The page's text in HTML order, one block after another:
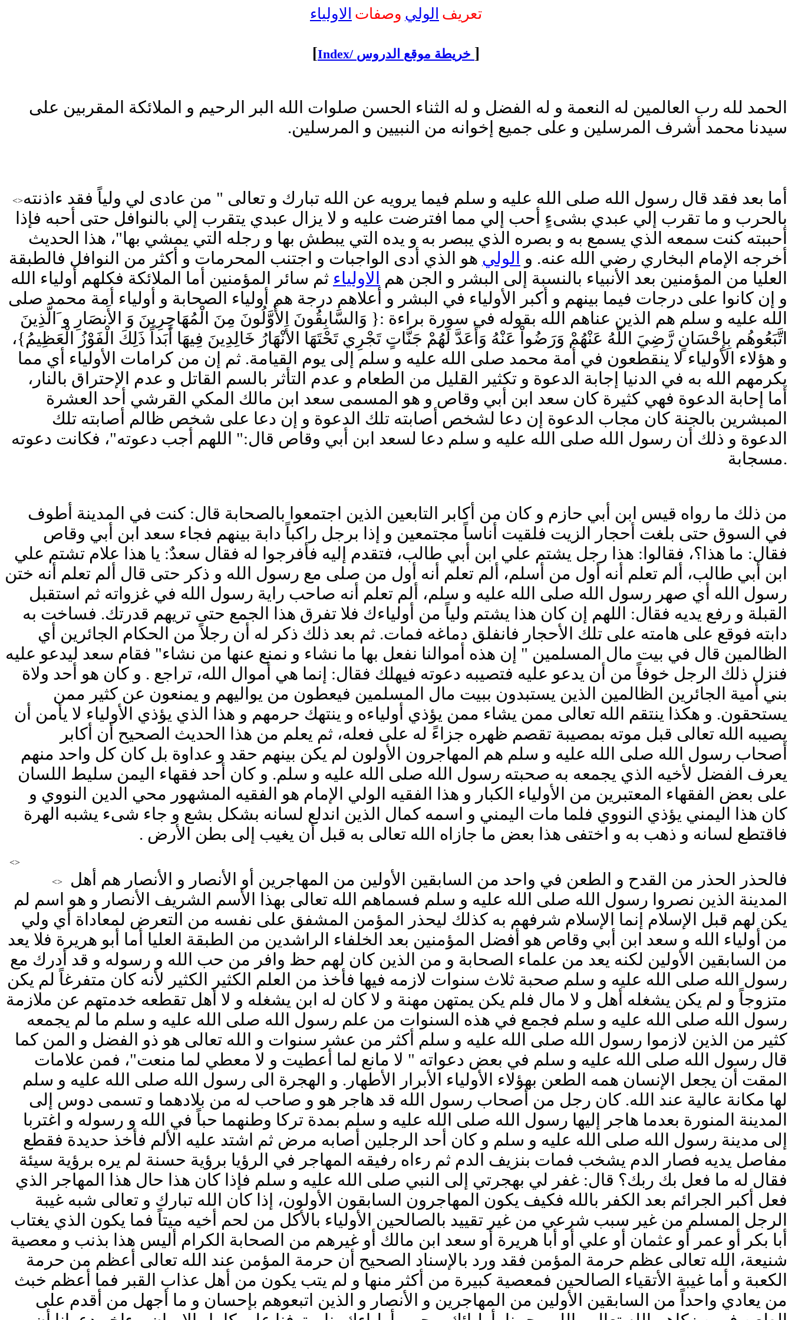
تعريف الولي وصفات الاولياء
[ ]
الحمد لله رب العالمين له النعمة و له الفضل و له الثناء الحسن صلوات الله البر الرحيم و الملائكة المقربين على
سيدنا محمد أشرف المرسلين و على جميع إخوانه من النبيين و المرسلين.
<>أما بعد فقد قال رسول الله صلى الله عليه و سلم فيما يرويه عن الله تبارك و تعالى " من عادى لي ولياً فقد ءاذنته
بالحرب و ما تقرب إلي عبدي بشىءٍ أحب إلي مما افترضت عليه و لا يزال عبدي يتقرب إلي بالنوافل حتى أحبه فإذا
أحببته كنت سمعه الذي يسمع به و بصره الذي يبصر به و يده التي يبطش بها و رجله التي يمشي بها"، هذا الحديث
أخرجه الإمام البخاري رضي الله عنه. و الولي هو الذي أدى الواجبات و اجتنب المحرمات و أكثر من النوافل فالطبقة
العليا من المؤمنين بعد الأنبياء بالنسبة إلى البشر و الجن هم
الاولياء ثم سائر المؤمنين أما الملائكة فكلهم أولياء الله
و إن كانوا على درجات فيما بينهم و أكبر الأولياء في البشر و أعلاهم درجة هم أولياء الصحابة و أولياء أمة محمد صلى
الله عليه و سلم هم الذين عناهم الله بقوله في سورة براءة :{ وَالسَّابِقُونَ الأَوَّلُونَ مِنَ الْمُهَاجِرِينَ وَ الأَنصَارِ و َالَّذِينَ
اتَّبَعُوهُم بِإِحْسَانٍ رَّضِيَ اللّهُ عَنْهُمْ وَرَضُواْ عَنْهُ وَأَعَدَّ لَهُمْ جَنَّاتٍ تَجْرِي تَحْتَهَا الأَنْهَارُ خَالِدِينَ فِيهَا أَبَداً ذَلِكَ الْفَوْزُ الْعَظِيمُ}،
و هؤلاء الأولياء لا ينقطعون في أمة محمد صلى الله عليه و سلم إلى يوم القيامة. ثم إن من كرامات الأولياء أي مما
يكرمهم الله به في الدنيا إجابة الدعوة و تكثير القليل من الطعام و عدم التأثر بالسم القاتل و عدم الإحتراق بالنار،
أما إحابة الدعوة فهي كثيرة كان سعد ابن أبي وقاص و هو المسمى سعد ابن مالك المكي القرشي أحد العشرة
المبشرين بالجنة كان مجاب الدعوة إن دعا لشخص أصابته تلك الدعوة و إن دعا على شخص ظالم أصابته تلك
الدعوة و ذلك أن رسول الله صلى الله عليه و سلم دعا لسعد ابن أبي وقاص قال:" اللهم أجب دعوته"، فكانت دعوته
مسجابة.
من ذلك ما رواه قيس ابن أبي حازم و كان من أكابر التابعين الذين اجتمعوا بالصحابة قال: كنت في المدينة أطوف
في السوق حتى بلغت أحجار الزيت فلقيت أناساً مجتمعين و إذا برجل راكباً دابة بينهم فجاء سعد ابن أبي وقاص
فقال: ما هذا؟، فقالوا: هذا رجل يشتم علي ابن أبي طالب، فتقدم إليه فأفرجوا له فقال سعدٌ: يا هذا علام تشتم علي
ابن أبي طالب، ألم تعلم أنه أول من أسلم، ألم تعلم أنه أول من صلى مع رسول الله و ذكر حتى قال ألم تعلم أنه ختن
رسول الله أي صهر رسول الله صلى الله عليه و سلم، ألم تعلم أنه صاحب راية رسول الله في غزواته ثم استقبل
القبلة و رفع يديه فقال: اللهم إن كان هذا يشتم ولياً من أولياءك فلا تفرق هذا الجمع حتى تريهم قدرتك. فساخت به
دابته فوقع على هامته على تلك الأحجار فانفلق دماغه فمات. ثم بعد ذلك ذكر له أن رجلاً من الحكام الجائرين أي
الظالمين قال في بيت مال المسلمين " إن هذه أموالنا نفعل بها ما نشاء و نمنع عنها من نشاء" فقام سعد ليدعو عليه
فنزل ذلك الرجل خوفاً من أن يدعو عليه فتصيبه دعوته فيهلك فقال: إنما هي أموال الله، تراجع . و كان هو أحد ولاة
بني أمية الجائرين الظالمين الذين يستبدون ببيت مال المسلمين فيعطون من يواليهم و يمنعون عن كثير ممن
يستحقون. و هكذا ينتقم الله تعالى ممن يشاء ممن يؤذي أولياءه و ينتهك حرمهم و هذا الذي يؤذي الأولياء لا يأمن أن
يصيبه الله تعالى قبل موته بمصيبة تقصم ظهره جزاءً له على فعله، ثم يعلم من هذا الحديث الصحيح أن أكابر
أصحاب رسول الله صلى الله عليه و سلم هم المهاجرون الأولون لم يكن بينهم حقد و عداوة بل كان كل واحد منهم
يعرف الفضل لأخيه الذي يجمعه به صحبته رسول الله صلى الله عليه و سلم. و كان أحد فقهاء اليمن سليط اللسان
على بعض الفقهاء المعتبرين من الأولياء الكبار و هذا الفقيه الولي الإمام هو الفقيه المشهور محي الدين النووي و
كان هذا اليمني يؤذي النووي فلما مات اليمني و اسمه كمال الذين اندلع لسانه بشكل بشع و جاء شىء يشبه الهرة
فاقتطع لسانه و ذهب به و اختفى هذا بعض ما جازاه الله تعالى به قبل أن يغيب إلى بطن الأرض .
<>
<>
فالحذر الحذر من القدح و الطعن في واحد من السابقين الأولين من المهاجرين أو الأنصار و الأنصار هم أهل
المدينة الذين نصروا رسول الله صلى الله عليه و سلم فسماهم الله تعالى بهذا الأسم الشريف الأنصار و هو اسم لم
يكن لهم قبل الإسلام إنما الإسلام شرفهم به كذلك ليحذر المؤمن المشفق على نفسه من التعرض لمعاداة أي ولي
من أولياء الله و سعد ابن أبي وقاص هو أفضل المؤمنين بعد الخلفاء الراشدين من الطبقة العليا أما أبو هريرة فلا يعد
من السابقين الأولين لكنه يعد من علماء الصحابة و من الذين كان لهم حظ وافر من حب الله و رسوله و قد أدرك مع
رسول الله صلى الله عليه و سلم صحبة ثلاث سنوات لازمه فيها فأخذ من العلم الكثير الكثير لأنه كان متفرغاً لم يكن
متزوجاً و لم يكن يشغله أهل و لا مال فلم يكن يمتهن مهنة و لا كان له ابن يشغله و لا أهل تقطعه خدمتهم عن ملازمة
رسول الله صلى الله عليه و سلم فجمع في هذه السنوات من علم رسول الله صلى الله عليه و سلم ما لم يجمعه
كثير من الذين لازموا رسول الله صلى الله عليه و سلم أكثر من عشر سنوات و الله تعالى هو ذو الفضل و المن كما
قال رسول الله صلى الله عليه و سلم في بعض دعواته " لا مانع لما أعطيت و لا معطي لما منعت"، فمن علامات
المقت أن يجعل الإنسان همه الطعن بهؤلاء الأولياء الأبرار الأطهار. و الهجرة الى رسول الله صلى الله عليه و سلم
لها مكانة عالية عند الله. كان رجل من أصحاب رسول الله قد هاجر هو و صاحب له من بلادهما و تسمى دوس إلى
المدينة المنورة بعدما هاجر إليها رسول الله صلى الله عليه و سلم بمدة تركا وطنهما حباً في الله و رسوله و اغتربا
إلى مدينة رسول الله صلى الله عليه و سلم و كان أحد الرجلين أصابه مرض ثم اشتد عليه الألم فأخذ حديدة فقطع
مفاصل يديه فصار الدم يشخب فمات بنزيف الدم ثم رءاه رفيقه المهاجر في الرؤيا برؤية حسنة لم يره برؤية سيئة
فقال له ما فعل بك ربك؟ قال: غفر لي بهجرتي إلى النبي صلى الله عليه و سلم فإذا كان هذا حال هذا المهاجر الذي
فعل أكبر الجرائم بعد الكفر بالله فكيف يكون المهاجرون السابقون الأولون، إذا كان الله تبارك و تعالى شبه غيبة
الرجل المسلم من غير سبب شرعي من غير تقييد بالصالحين الأولياء بالأكل من لحم أخيه ميتاً فما يكون الذي يغتاب
أبا بكر أو عمر أو عثمان أو علي أو أبا هريرة أو سعد ابن مالك أو غيرهم من الصحابة الكرام أليس هذا بذنب و معصية
شنيعة، الله تعالى عظم حرمة المؤمن فقد ورد بالإسناد الصحيح أن حرمة المؤمن عند الله تعالى أعظم من حرمة
الكعبة و أما غيبة الأتقياء الصالحين فمعصية كبيرة من أكثر منها و لم يتب يكون من أهل عذاب القبر فما أعظم خبث
من يعادي واحداً من السابقين الأولين من المهاجرين و الأنصار و الذين اتبعوهم بإحسان و ما أجهل من أقدم على